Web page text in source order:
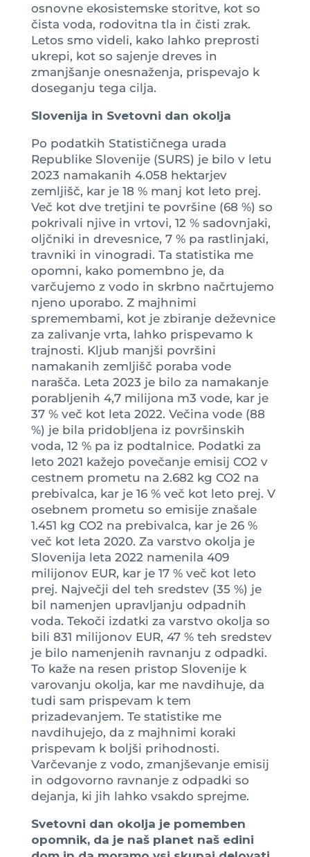
osnovne ekosistemske storitve, kot so
čista voda, rodovitna tla in čisti zrak.
Letos smo videli, kako lahko preprosti
ukrepi, kot so sajenje dreves in
zmanjšanje onesnaženja, prispevajo k
doseganju tega cilja.
Slovenija in Svetovni dan okolja
Po podatkih Statističnega urada
Republike Slovenije (SURS) je bilo v letu
2023 namakanih 4.058 hektarjev
zemljišč, kar je 18 % manj kot leto prej.
Več kot dve tretjini te površine (68 %) so
pokrivali njive in vrtovi, 12 % sadovnjaki,
oljčniki in drevesnice, 7 % pa rastlinjaki,
travniki in vinogradi. Ta statistika me
opomni, kako pomembno je, da
varčujemo z vodo in skrbno načrtujemo
njeno uporabo. Z majhnimi
spremembami, kot je zbiranje deževnice
za zalivanje vrta, lahko prispevamo k
trajnosti. Kljub manjši površini
namakanih zemljišč poraba vode
narašča. Leta 2023 je bilo za namakanje
porabljenih 4,7 milijona m3 vode, kar je
37 % več kot leta 2022. Večina vode (88
%) je bila pridobljena iz površinskih
voda, 12 % pa iz podtalnice. Podatki za
leto 2021 kažejo povečanje emisij CO2 v
cestnem prometu na 2.682 kg CO2 na
prebivalca, kar je 16 % več kot leto prej. V
osebnem prometu so emisije znašale
1.451 kg CO2 na prebivalca, kar je 26 %
več kot leta 2020. Za varstvo okolja je
Slovenija leta 2022 namenila 409
milijonov EUR, kar je 17 % več kot leto
prej. Največji del teh sredstev (35 %) je
bil namenjen upravljanju odpadnih
voda. Tekoči izdatki za varstvo okolja so
bili 831 milijonov EUR, 47 % teh sredstev
je bilo namenjenih ravnanju z odpadki.
To kaže na resen pristop Slovenije k
varovanju okolja, kar me navdihuje, da
tudi sam prispevam k tem
prizadevanjem. Te statistike me
navdihujejo, da z majhnimi koraki
prispevam k boljši prihodnosti.
Varčevanje z vodo, zmanjševanje emisij
in odgovorno ravnanje z odpadki so
dejanja, ki jih lahko vsakdo sprejme.
Svetovni dan okolja je pomemben
opomnik, da je naš planet naš edini